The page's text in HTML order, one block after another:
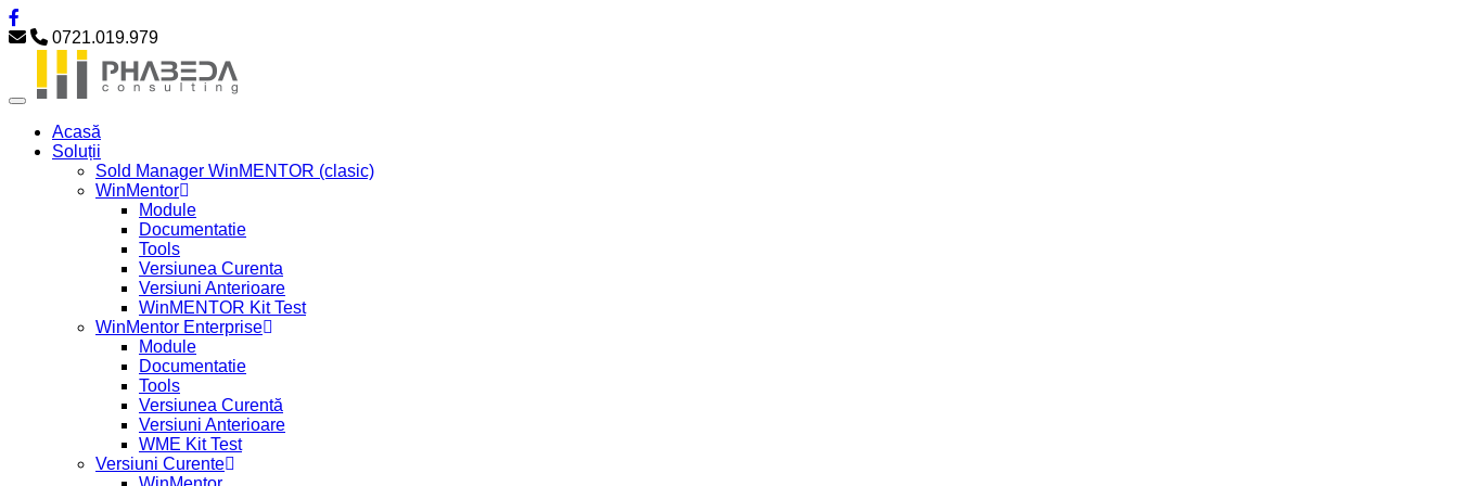
0721.019.979
Acasă
Soluții
Sold Manager WinMENTOR (clasic)
WinMentor
Module
Documentatie
Tools
Versiunea Curenta
Versiuni Anterioare
WinMENTOR Kit Test
WinMentor Enterprise
Module
Documentatie
Tools
Versiunea Curentă
Versiuni Anterioare
WME Kit Test
Versiuni Curente